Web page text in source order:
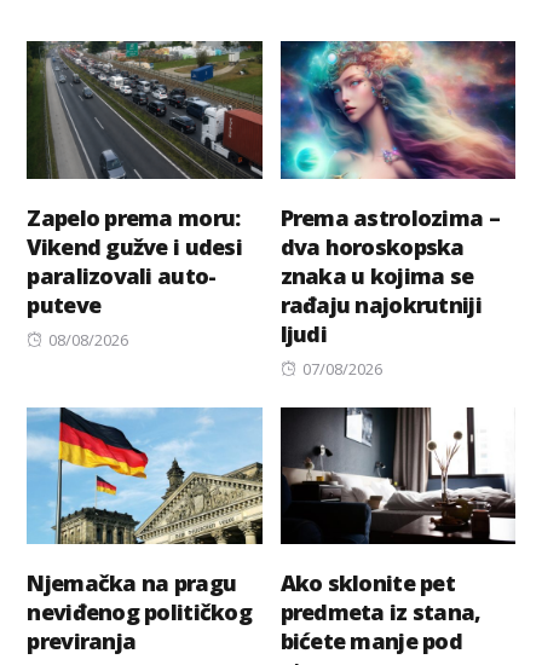
Zapelo prema moru:
Vikend gužve i udesi
paralizovali auto-
puteve
Posted
08/08/2026
Prema astrolozima –
dva horoskopska
znaka u kojima se
rađaju najokrutniji
ljudi
Posted
07/08/2026
Njemačka na pragu
neviđenog političkog
previranja
Ako sklonite pet
predmeta iz stana,
bićete manje pod